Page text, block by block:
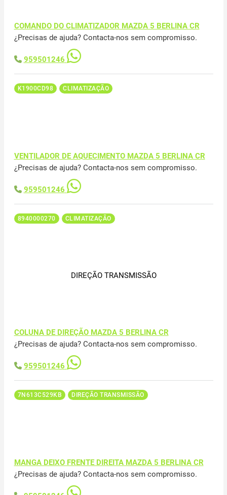
COMANDO DO CLIMATIZADOR MAZDA 5 BERLINA CR
¿Precisas de ajuda? Contacta-nos sem compromisso.
959501246
K1900CD98 CLIMATIZAÇÃO
VENTILADOR DE AQUECIMENTO MAZDA 5 BERLINA CR
¿Precisas de ajuda? Contacta-nos sem compromisso.
959501246
8940000270 CLIMATIZAÇÃO
DIREÇÃO TRANSMISSÃO
COLUNA DE DIREÇÃO MAZDA 5 BERLINA CR
¿Precisas de ajuda? Contacta-nos sem compromisso.
959501246
7N613C529KB DIREÇÃO TRANSMISSÃO
MANGA DEIXO FRENTE DIREITA MAZDA 5 BERLINA CR
¿Precisas de ajuda? Contacta-nos sem compromisso.